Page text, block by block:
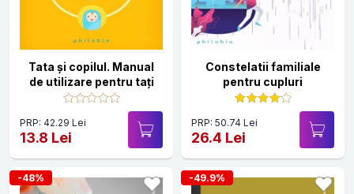
Tata şi copilul. Manual
de utilizare pentru tați
PRP: 42.29 Lei
13.8 Lei
Constelatii familiale
pentru cupluri
PRP: 50.74 Lei
26.4 Lei
-48% -49.9%